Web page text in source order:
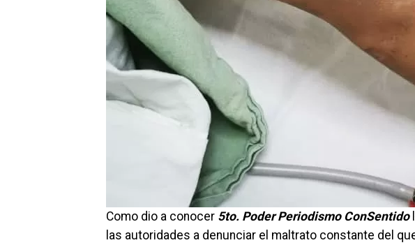
Como dio a conocer 5to. Poder Periodismo ConSentido
las autoridades a denunciar el maltrato constante del